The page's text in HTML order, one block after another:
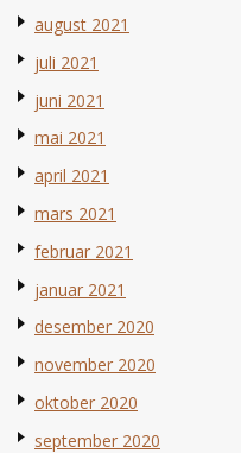
august 2021
juli 2021
juni 2021
mai 2021
april 2021
mars 2021
februar 2021
januar 2021
desember 2020
november 2020
oktober 2020
september 2020